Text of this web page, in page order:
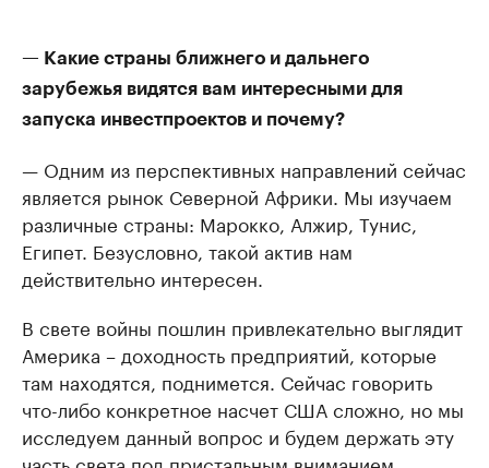
— Какие страны ближнего и дальнего
зарубежья видятся вам интересными для
запуска инвестпроектов и почему?
— Одним из перспективных направлений сейчас
является рынок Северной Африки. Мы изучаем
различные страны: Марокко, Алжир, Тунис,
Египет. Безусловно, такой актив нам
действительно интересен.
В свете войны пошлин привлекательно выглядит
Америка – доходность предприятий, которые
там находятся, поднимется. Сейчас говорить
что-либо конкретное насчет США сложно, но мы
исследуем данный вопрос и будем держать эту